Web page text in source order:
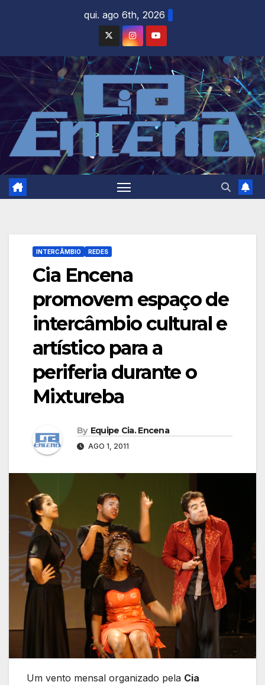
qui. ago 6th, 2026
INTERCÂMBIO REDES
Cia Encena
promovem espaço de
intercâmbio cultural e
artístico para a
periferia durante o
Mixtureba
By Equipe Cia. Encena
AGO 1, 2011
Um vento mensal organizado pela Cia